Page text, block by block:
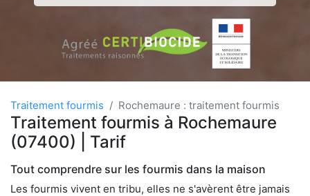
Traitement fourmis Rochemaure : traitement fourmis
Traitement fourmis à Rochemaure
(07400) | Tarif
Tout comprendre sur les fourmis dans la maison
Les fourmis vivent en tribu, elles ne s'avèrent être jamais